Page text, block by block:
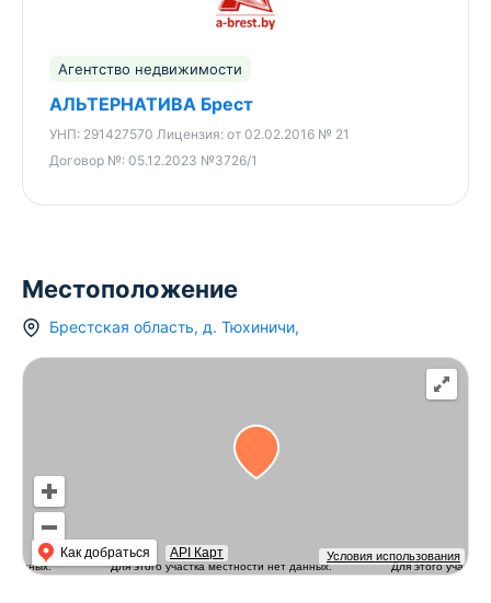
Агентство недвижимости
АЛЬТЕРНАТИВА Брест
УНП: 291427570 Лицензия: от 02.02.2016 № 21
Договор №: 05.12.2023 №3726/1
Местоположение
Брестская область, д. Тюхиничи,
Условия использования
Как добраться API Карт